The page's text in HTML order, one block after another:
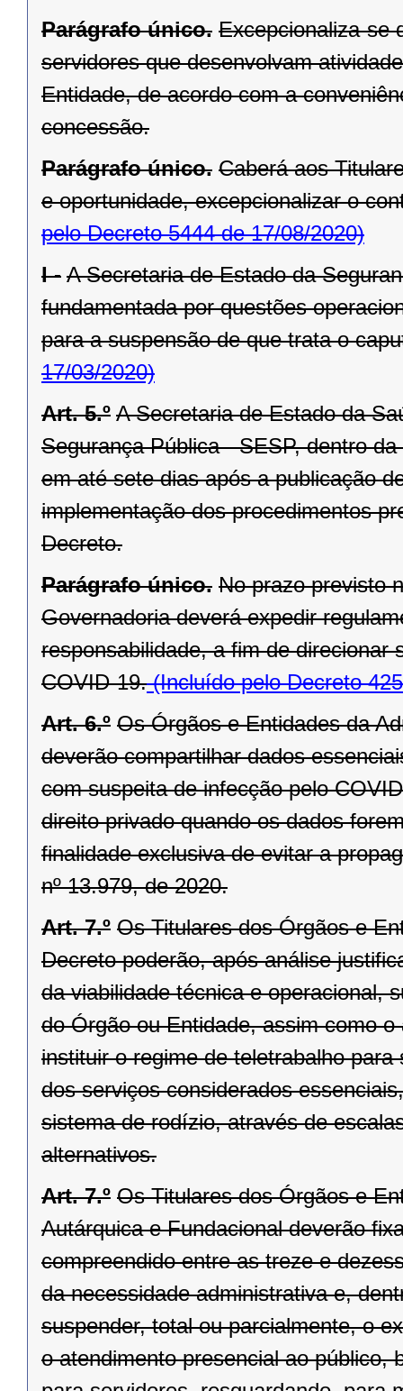
Parágrafo único. Excepcionaliza-se
servidores que desenvolvam
Entidade, de acordo com a
concessão.
Parágrafo único. Caberá aos
e oportunidade, excepcionalizar o
pelo Decreto 5444 de 17/08/2020)
I - A Secretaria de Estado da
fundamentada por questões
para a suspensão de que trata o
17/03/2020)
Art. 5.º A Secretaria de Estado da
Segurança Pública - SESP, dentro
em até sete dias após a publicação
implementação dos procedimentos
Decreto.
Parágrafo único. No prazo previsto
Governadoria deverá expedir
responsabilidade, a fim de direcionar
COVID-19.(Incluído pelo Decreto
Art. 6.º Os Órgãos e Entidades da
deverão compartilhar dados
com suspeita de infecção pelo
direito privado quando os dados
finalidade exclusiva de evitar a
nº 13.979, de 2020.
Art. 7.º Os Titulares dos Órgãos e
Decreto poderão, após análise
da viabilidade técnica e operacional,
do Órgão ou Entidade, assim como
instituir o regime de teletrabalho
dos serviços considerados
sistema de rodízio, através de
alternativos.
Art. 7.º Os Titulares dos Órgãos e
Autárquica e Fundacional deverão
compreendido entre as treze e
da necessidade administrativa e,
suspender, total ou parcialmente, o
o atendimento presencial ao público,